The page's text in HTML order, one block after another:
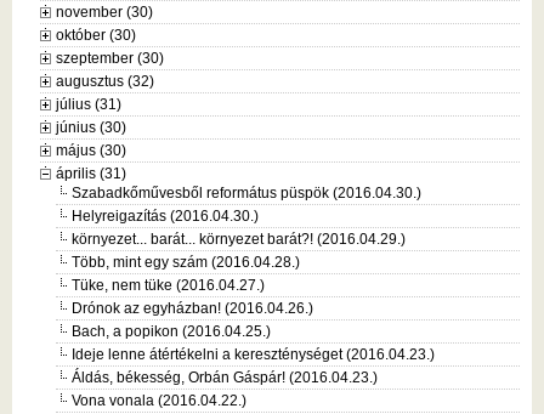
november (30)
október (30)
szeptember (30)
augusztus (32)
július (31)
június (30)
május (30)
április (31)
Szabadkőművesből református püspök (2016.04.30.)
Helyreigazítás (2016.04.30.)
környezet... barát... környezet barát?! (2016.04.29.)
Több, mint egy szám (2016.04.28.)
Tüke, nem tüke (2016.04.27.)
Drónok az egyházban! (2016.04.26.)
Bach, a popikon (2016.04.25.)
Ideje lenne átértékelni a kereszténységet (2016.04.23.)
Áldás, békesség, Orbán Gáspár! (2016.04.23.)
Vona vonala (2016.04.22.)